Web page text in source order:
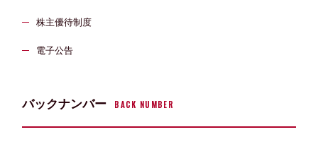
株主優待制度
電子公告
バックナンバー BACK NUMBER